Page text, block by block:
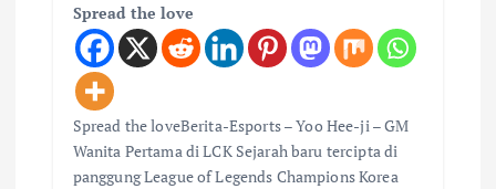
Spread the love
Spread the loveBerita-Esports – Yoo Hee-ji – GM
Wanita Pertama di LCK Sejarah baru tercipta di
panggung League of Legends Champions Korea